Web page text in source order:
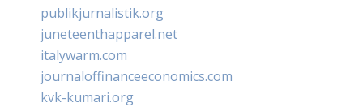
publikjurnalistik.org
juneteenthapparel.net
italywarm.com
journaloffinanceeconomics.com
kvk-kumari.org